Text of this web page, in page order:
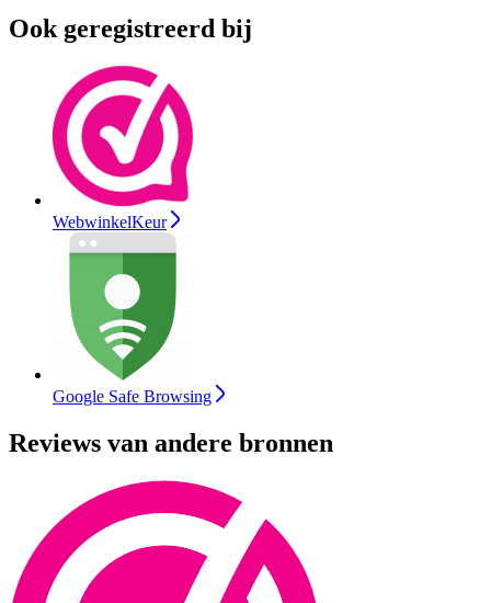
Ook geregistreerd bij
WebwinkelKeur
Google Safe Browsing
Reviews van andere bronnen